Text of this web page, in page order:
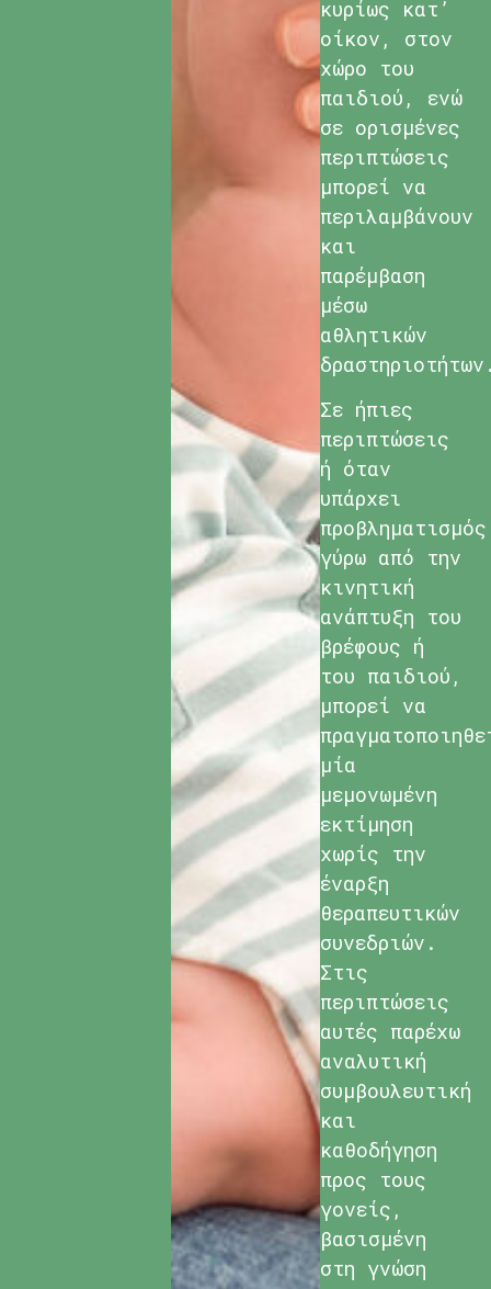
κυρίως κατ’
οίκον, στον
χώρο του
παιδιού, ενώ
σε ορισμένες
περιπτώσεις
μπορεί να
περιλαμβάνουν
και
παρέμβαση
μέσω
αθλητικών
Σε ήπιες
περιπτώσεις
ή όταν
υπάρχει
προβληματισμός
γύρω από την
κινητική
ανάπτυξη του
βρέφους ή
του παιδιού,
μπορεί να
μία
μεμονωμένη
εκτίμηση
χωρίς την
έναρξη
θεραπευτικών
συνεδριών.
Στις
περιπτώσεις
αυτές παρέχω
αναλυτική
συμβουλευτική
και
καθοδήγηση
προς τους
γονείς,
βασισμένη
στη γνώση